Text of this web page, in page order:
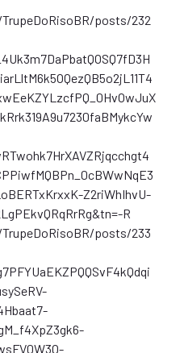
posts/232
Z2riWhIhvU-
R
posts/233